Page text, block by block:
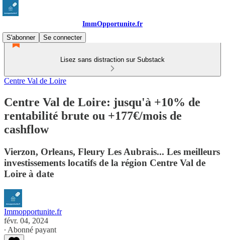
ImmOpportunite.fr
S'abonner
Se connecter
Lisez sans distraction sur Substack
Centre Val de Loire
Centre Val de Loire: jusqu'à +10% de
rentabilité brute ou +177€/mois de
cashflow
Vierzon, Orleans, Fleury Les Aubrais... Les meilleurs
investissements locatifs de la région Centre Val de
Loire à date
Immopportunite.fr
févr. 04, 2024
∙ Abonné payant